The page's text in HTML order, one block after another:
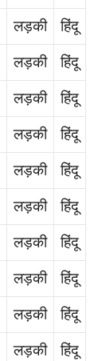
लड़की
हिंदू
लड़की
हिंदू
लड़की
हिंदू
लड़की
हिंदू
लड़की
हिंदू
लड़की
हिंदू
लड़की
हिंदू
लड़की
हिंदू
लड़की
हिंदू
लड़की
हिंदू